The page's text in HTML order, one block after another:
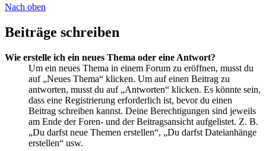
Nach oben
Beiträge schreiben
Wie erstelle ich ein neues Thema oder eine Antwort?
Um ein neues Thema in einem Forum zu eröffnen, musst du
auf „Neues Thema“ klicken. Um auf einen Beitrag zu
antworten, musst du auf „Antworten“ klicken. Es könnte sein,
dass eine Registrierung erforderlich ist, bevor du einen
Beitrag schreiben kannst. Deine Berechtigungen sind jeweils
am Ende der Foren- und der Beitragsansicht aufgelistet. Z. B.
„Du darfst neue Themen erstellen“, „Du darfst Dateianhänge
erstellen“ usw.